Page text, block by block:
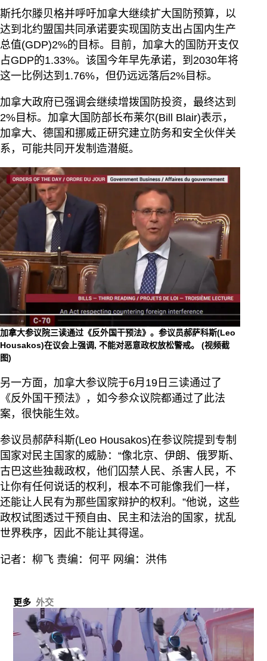
斯托尔滕贝格并呼吁加拿大继续扩大国防预算，以
达到北约盟国共同承诺要实现国防支出占国内生产
总值(GDP)2%的目标。目前，加拿大的国防开支仅
占GDP的1.33%。该国今年早先承诺，到2030年将
这一比例达到1.76%，但仍远远落后2%目标。
加拿大政府已强调会继续增拨国防投资，最终达到
2%目标。加拿大国防部长布莱尔(Bill Blair)表示，
加拿大、德国和挪威正研究建立防务和安全伙伴关
系，可能共同开发制造潜艇。
加拿大参议院三读通过《反外国干预法》。参议员郝萨科斯(Leo
Housakos)在议会上强调, 不能对恶意政权放松警戒。 (视频截
图)
另一方面，加拿大参议院于6月19日三读通过了
《反外国干预法》，如今参众议院都通过了此法
案，很快能生效。
参议员郝萨科斯(Leo Housakos)在参议院提到专制
国家对民主国家的威胁：“像北京、伊朗、俄罗斯、
古巴这些独裁政权，他们囚禁人民、杀害人民，不
让你有任何说话的权利，根本不可能像我们一样，
还能让人民有为那些国家辩护的权利。”他说，这些
政权试图透过干预自由、民主和法治的国家，扰乱
世界秩序，因此不能让其得逞。
记者：柳飞 责编：何平 网编：洪伟
更多 外交